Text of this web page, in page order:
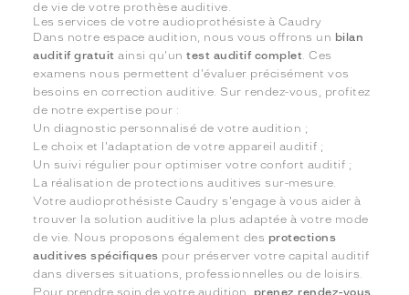
de vie de votre prothèse auditive.
Les services de votre audioprothésiste à Caudry
Dans notre espace audition, nous vous offrons un bilan
auditif gratuit ainsi qu'untest auditif complet. Ces
examens nous permettent d'évaluer précisément vos
besoins en correction auditive. Sur rendez-vous, profitez
de notre expertise pour :
Un diagnostic personnalisé de votre audition ;
Le choix et l'adaptation de votre appareil auditif ;
Un suivi régulier pour optimiser votre confort auditif ;
La réalisation de protections auditives sur-mesure.
Votre audioprothésiste Caudry s'engage à vous aider à
trouver la solution auditive la plus adaptée à votre mode
de vie. Nous proposons également des protections
auditives spécifiques pour préserver votre capital auditif
dans diverses situations, professionnelles ou de loisirs.